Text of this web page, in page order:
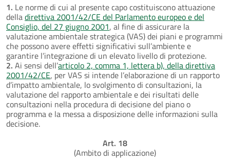
1. Le norme di cui al presente capo costituiscono attuazione
delladirettiva 2001/42/CE del Parlamento europeo e del
Consiglio, del 27 giugno 2001, al fine di assicurare la
valutazione ambientale strategica (VAS) dei piani e programmi
che possono avere effetti significativi sull’ambiente e
garantire l’integrazione di un elevato livello di protezione.
2. Ai sensi dell’articolo 2, comma 1, lettera b), della direttiva
2001/42/CE, per VAS si intende l’elaborazione di un rapporto
d’impatto ambientale, lo svolgimento di consultazioni, la
valutazione del rapporto ambientale e dei risultati delle
consultazioni nella procedura di decisione del piano o
programma e la messa a disposizione delle informazioni sulla
decisione.
Art. 18
(Ambito di applicazione)